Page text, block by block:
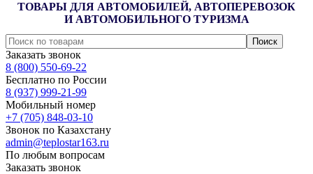
ТОВАРЫ ДЛЯ АВТОМОБИЛЕЙ, АВТОПЕРЕВОЗОК
И АВТОМОБИЛЬНОГО ТУРИЗМА
Заказать звонок
8 (800) 550-69-22
Бесплатно по России
8 (937) 999-21-99
Мобильный номер
+7 (705) 848-03-10
Звонок по Казахстану
admin@teplostar163.ru
По любым вопросам
Заказать звонок